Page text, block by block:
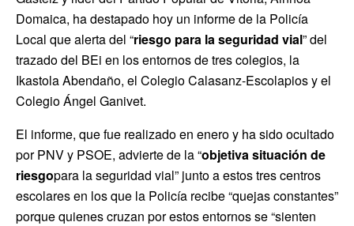
Domaica, ha destapado hoy un informe de la Policía
Local que alerta del “riesgo para la seguridad vial” del
trazado del BEi en los entornos de tres colegios, la
Ikastola Abendaño, el Colegio Calasanz-Escolapios y el
Colegio Ángel Ganivet.
El informe, que fue realizado en enero y ha sido ocultado
por PNV y PSOE, advierte de la “objetiva situación de
riesgopara la seguridad vial” junto a estos tres centros
escolares en los que la Policía recibe “quejas constantes”
porque quienes cruzan por estos entornos se “sienten